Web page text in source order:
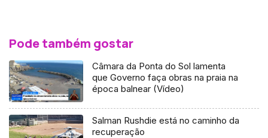
Pode também gostar
Câmara da Ponta do Sol lamenta
que Governo faça obras na praia na
época balnear (Vídeo)
Salman Rushdie está no caminho da
recuperação